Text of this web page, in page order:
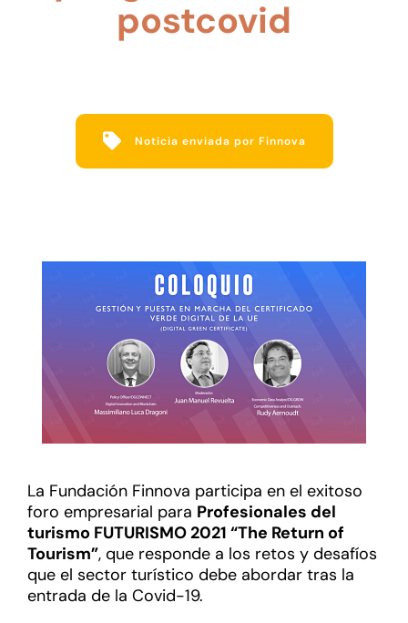
postcovid
Noticia enviada por Finnova
La Fundación Finnova participa en el exitoso
foro empresarial para Profesionales del
turismo FUTURISMO 2021 “The Return of
Tourism”, que responde a los retos y desafíos
que el sector turístico debe abordar tras la
entrada de la Covid-19.